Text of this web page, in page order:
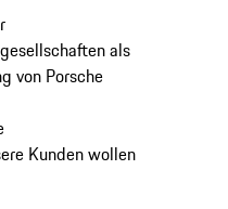
als
von Porsche
Kunden wollen